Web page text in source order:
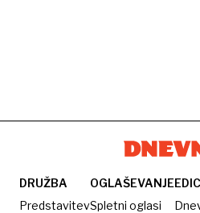
DRUŽBA
Predstavitev
OGLAŠEVANJE
Spletni oglasi